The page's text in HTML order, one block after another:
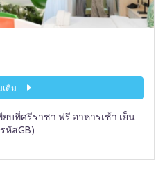
เติม
บที่ศรีราชา ฟรี อาหารเช้า เย็น
หัสGB)